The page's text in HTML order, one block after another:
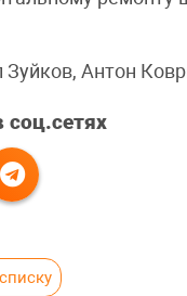
Зуйков, Антон
соц.сетях